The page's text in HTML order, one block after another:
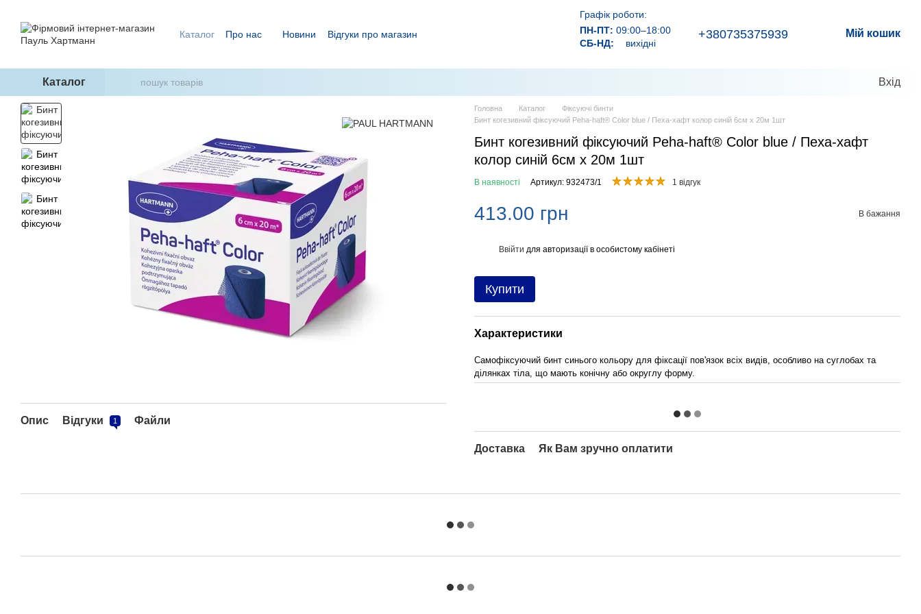
Каталог Про нас Новини
Відгуки про магазин
Графік роботи:
ПН-ПТ: 09:00–18:00
СБ-НД:
вихідні
+380735375939 Мій кошик
Каталог Вхід
Опис Відгуки 1 Файли
Головна Каталог
Фіксуючі бинти
Бинт когезивний фіксуючий Peha-haft® Color blue / Пеха-хафт колор синій 6см x 20м 1шт
Бинт когезивний фіксуючий Peha-haft® Color blue / Пеха-хафт
колор синій 6см x 20м 1шт
В наявності Артикул: 932473/1 1 відгук
413.00 грн В бажання
Ввійти для авторизації в особистому кабінеті
Купити
Характеристики
Самофіксуючий бинт синього кольору для фіксації пов'язок всіх видів, особливо на суглобах та
ділянках тіла, що мають конічну або округлу форму.
Доставка Як Вам зручно оплатити